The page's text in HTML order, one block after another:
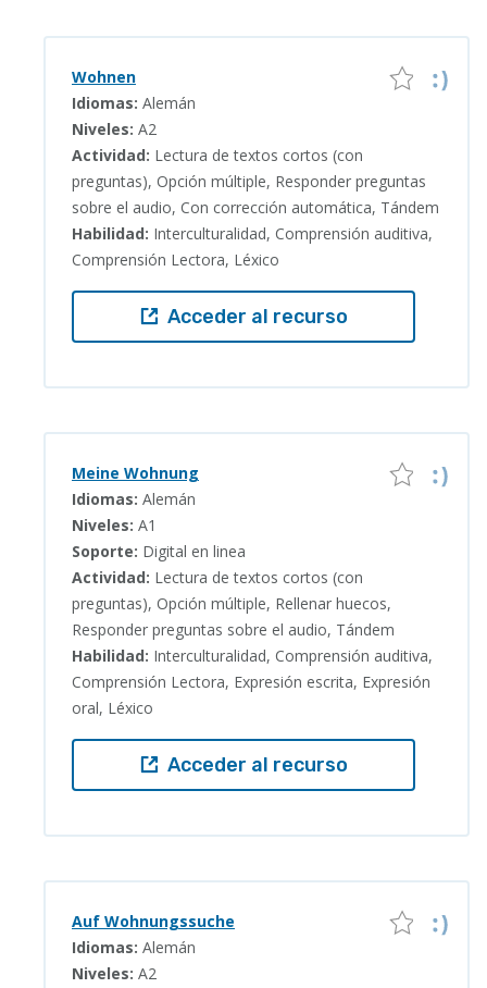
Wohnen
Idiomas: Alemán
Niveles: A2
Actividad: Lectura de textos cortos (con
preguntas), Opción múltiple, Responder preguntas
sobre el audio, Con corrección automática, Tándem
Habilidad: Interculturalidad, Comprensión auditiva,
Comprensión Lectora, Léxico
Acceder al recurso
Meine Wohnung
Idiomas: Alemán
Niveles: A1
Soporte: Digital en linea
Actividad: Lectura de textos cortos (con
preguntas), Opción múltiple, Rellenar huecos,
Responder preguntas sobre el audio, Tándem
Habilidad: Interculturalidad, Comprensión auditiva,
Comprensión Lectora, Expresión escrita, Expresión
oral, Léxico
Acceder al recurso
Auf Wohnungssuche
Idiomas: Alemán
Niveles: A2